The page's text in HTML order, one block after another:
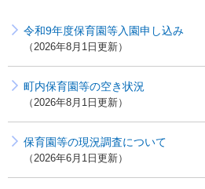
令和9年度保育園等入園申し込み
2026年8月1日更新
町内保育園等の空き状況
2026年8月1日更新
保育園等の現況調査について
2026年6月1日更新